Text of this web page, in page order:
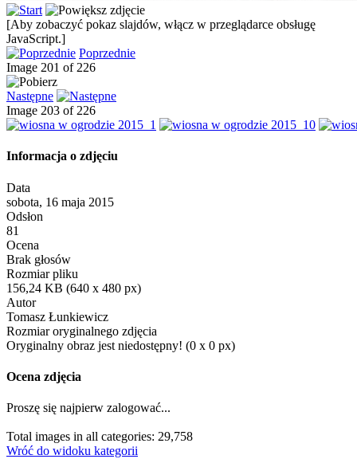
[Aby zobaczyć pokaz slajdów, włącz w przeglądarce obsługę
JavaScript.]
Poprzednie
Image 201 of 226
Następne
Image 203 of 226
Informacja o zdjęciu
Data
sobota, 16 maja 2015
Odsłon
81
Ocena
Brak głosów
Rozmiar pliku
156,24 KB (640 x 480 px)
Autor
Tomasz Łunkiewicz
Rozmiar oryginalnego zdjęcia
Oryginalny obraz jest niedostępny! (0 x 0 px)
Ocena zdjęcia
Proszę się najpierw zalogować...
Total images in all categories: 29,758
Wróć do widoku kategorii